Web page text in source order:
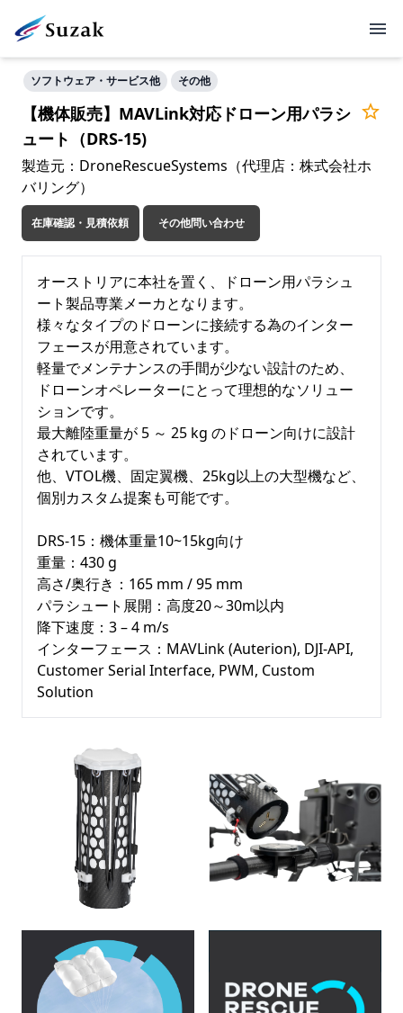
ソフトウェア・サービス他 その他
【機体販売】MAVLink対応ドローン用パラシ
ュート（DRS-15)
製造元：DroneRescueSystems（代理店：株式会社ホ
バリング）
在庫確認・見積依頼 その他問い合わせ
オーストリアに本社を置く、ドローン用パラシュ
ート製品専業メーカとなります。
様々なタイプのドローンに接続する為のインター
フェースが用意されています。
軽量でメンテナンスの手間が少ない設計のため、
ドローンオペレーターにとって理想的なソリュー
ションです。
最大離陸重量が 5 ～ 25 kg のドローン向けに設計
されています。
他、VTOL機、固定翼機、25kg以上の大型機など、
個別カスタム提案も可能です。
DRS-15：機体重量10~15kg向け
重量：430 g
高さ/奥行き：165 mm / 95 mm
パラシュート展開：高度20～30m以内
降下速度：3 – 4 m/s
インターフェース：MAVLink (Auterion), DJI-API,
Customer Serial Interface, PWM, Custom
Solution